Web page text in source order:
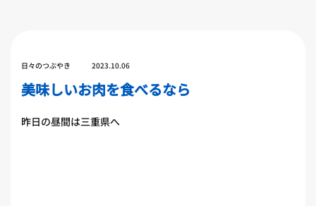
日々のつぶやき 2023.10.06
美味しいお肉を食べるなら
昨日の昼間は三重県へ